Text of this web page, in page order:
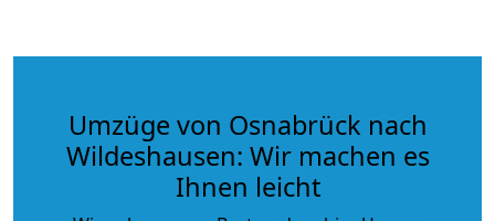
Umzüge von Osnabrück nach
Wildeshausen: Wir machen es
Ihnen leicht